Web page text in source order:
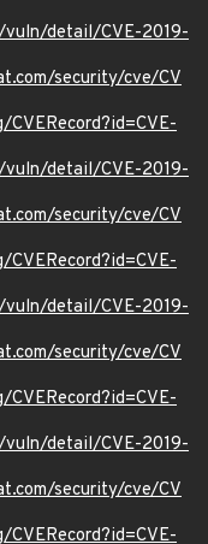
detail/CVE-2019-
security/cve/CV
detail/CVE-2019-
security/cve/CV
detail/CVE-2019-
security/cve/CV
detail/CVE-2019-
security/cve/CV